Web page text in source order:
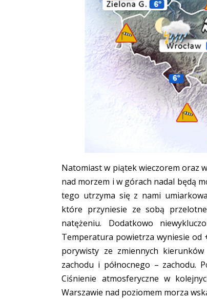
Natomiast w piątek wieczorem oraz
nad morzem i w górach nadal będą
tego utrzyma się z nami
które przyniesie ze sobą
natężeniu. Dodatkowo
Temperatura powietrza wyniesie od
porywisty ze zmiennych
zachodu i północnego – zachodu.
Ciśnienie atmosferyczne w
Warszawie nad poziomem morza